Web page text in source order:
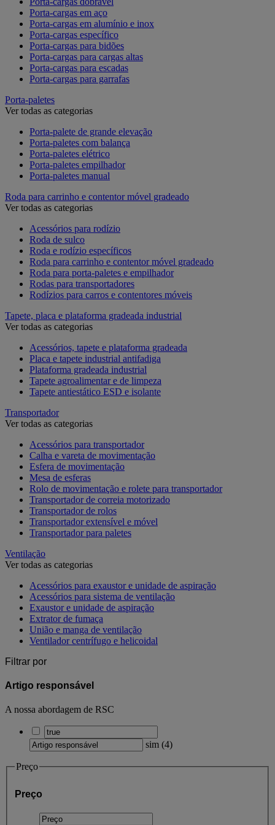
Porta-cargas em aço
Porta-cargas em alumínio e inox
Porta-cargas específico
Porta-cargas para bidões
Porta-cargas para cargas altas
Porta-cargas para escadas
Porta-cargas para garrafas
Porta-paletes
Ver todas as categorias
Porta-palete de grande elevação
Porta-paletes com balança
Porta-paletes elétrico
Porta-paletes empilhador
Porta-paletes manual
Roda para carrinho e contentor móvel gradeado
Ver todas as categorias
Acessórios para rodízio
Roda de sulco
Roda e rodízio específicos
Roda para carrinho e contentor móvel gradeado
Roda para porta-paletes e empilhador
Rodas para transportadores
Rodízios para carros e contentores móveis
Tapete, placa e plataforma gradeada industrial
Ver todas as categorias
Acessórios, tapete e plataforma gradeada
Placa e tapete industrial antifadiga
Plataforma gradeada industrial
Tapete agroalimentar e de limpeza
Tapete antiestático ESD e isolante
Transportador
Ver todas as categorias
Acessórios para transportador
Calha e vareta de movimentação
Esfera de movimentação
Mesa de esferas
Rolo de movimentação e rolete para transportador
Transportador de correia motorizado
Transportador de rolos
Transportador extensível e móvel
Transportador para paletes
Ventilação
Ver todas as categorias
Acessórios para exaustor e unidade de aspiração
Acessórios para sistema de ventilação
Exaustor e unidade de aspiração
Extrator de fumaça
União e manga de ventilação
Ventilador centrífugo e helicoidal
Filtrar por
Artigo responsável
A nossa abordagem de RSC
sim (4)
Preço
Preço